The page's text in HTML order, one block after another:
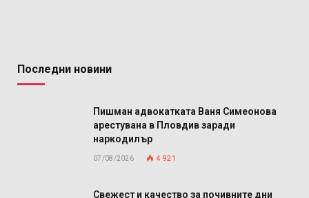
Последни новини
Пишман адвокатката Ваня Симеонова
арестувана в Пловдив заради
наркодилър
07/08/2026 4 921
Свежест и качество за почивните дни